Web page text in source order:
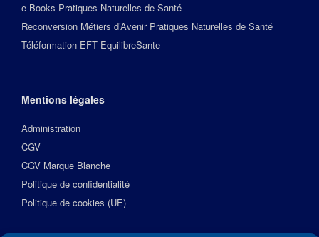
e-Books Pratiques Naturelles de Santé
Reconversion Métiers d’Avenir Pratiques Naturelles de Santé
Téléformation EFT EquilibreSante
Mentions légales
Administration
CGV
CGV Marque Blanche
Politique de confidentialité
Politique de cookies (UE)